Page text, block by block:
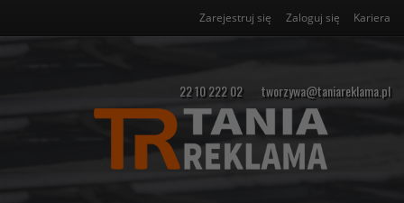
Zarejestruj się Zaloguj się Kariera
22 10 222 02 tworzywa@taniareklama.pl